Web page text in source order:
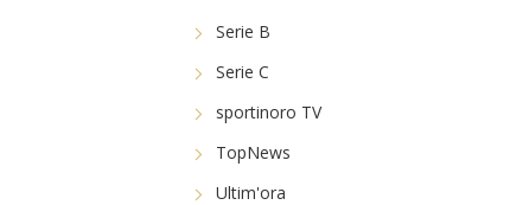
Serie B
Serie C
sportinoro TV
TopNews
Ultim'ora